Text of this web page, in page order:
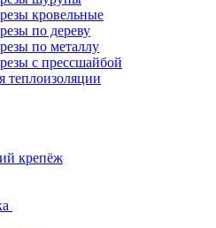
кровельные
по дереву
по металлу
с прессшайбой
теплоизоляции
крепёж